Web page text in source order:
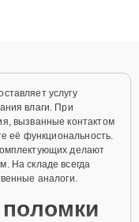
услугу
влаги. При
вызванные контактом
её функциональность.
делают
На складе всегда
аналоги.